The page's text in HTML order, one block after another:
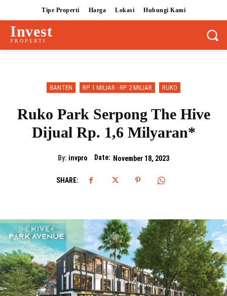
Tipe Properti Harga Lokasi Hubungi Kami
Invest
PROPERTI
BANTEN RP. 1 MILIAR - RP. 2 MILIAR RUKO
Ruko Park Serpong The Hive
Dijual Rp. 1,6 Milyaran*
By: invpro Date: November 18, 2023
SHARE: